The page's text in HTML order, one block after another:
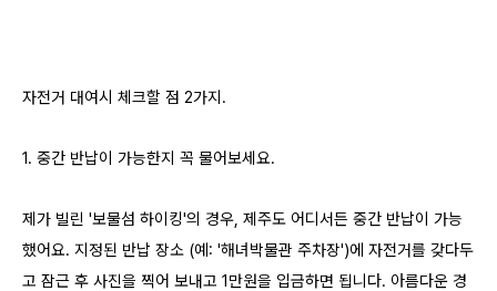
자전거 대여시 체크할 점 2가지.
1. 중간 반납이 가능한지 꼭 물어보세요.
제가 빌린 '보물섬 하이킹'의 경우, 제주도 어디서든 중간 반납이 가능
했어요. 지정된 반납 장소 (예: '해녀박물관 주차장')에 자전거를 갖다두
고 잠근 후 사진을 찍어 보내고 1만원을 입금하면 됩니다. 아름다운 경